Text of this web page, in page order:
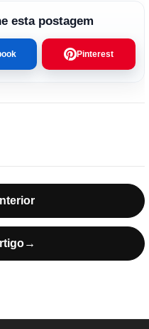
esta postagem
Pinterest
→